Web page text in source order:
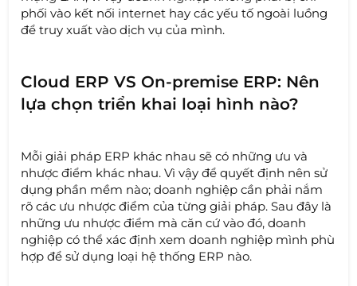
phối vào kết nối internet hay các yếu tố ngoài luồng
để truy xuất vào dịch vụ của mình.
Cloud ERP VS On-premise ERP: Nên
lựa chọn triển khai loại hình nào?
Mỗi giải pháp ERP khác nhau sẽ có những ưu và
nhược điểm khác nhau. Vì vậy để quyết định nên sử
dụng phần mềm nào; doanh nghiệp cần phải nắm
rõ các ưu nhược điểm của từng giải pháp. Sau đây là
những ưu nhược điểm mà căn cứ vào đó, doanh
nghiệp có thể xác định xem doanh nghiệp mình phù
hợp để sử dụng loại hệ thống ERP nào.